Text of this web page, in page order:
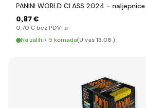
PANINI WORLD CLASS 2024 - naljepnice
0,87 €
0,70 € bez PDV-a
Na zalihi> 5 komada(U vas 13.08.)